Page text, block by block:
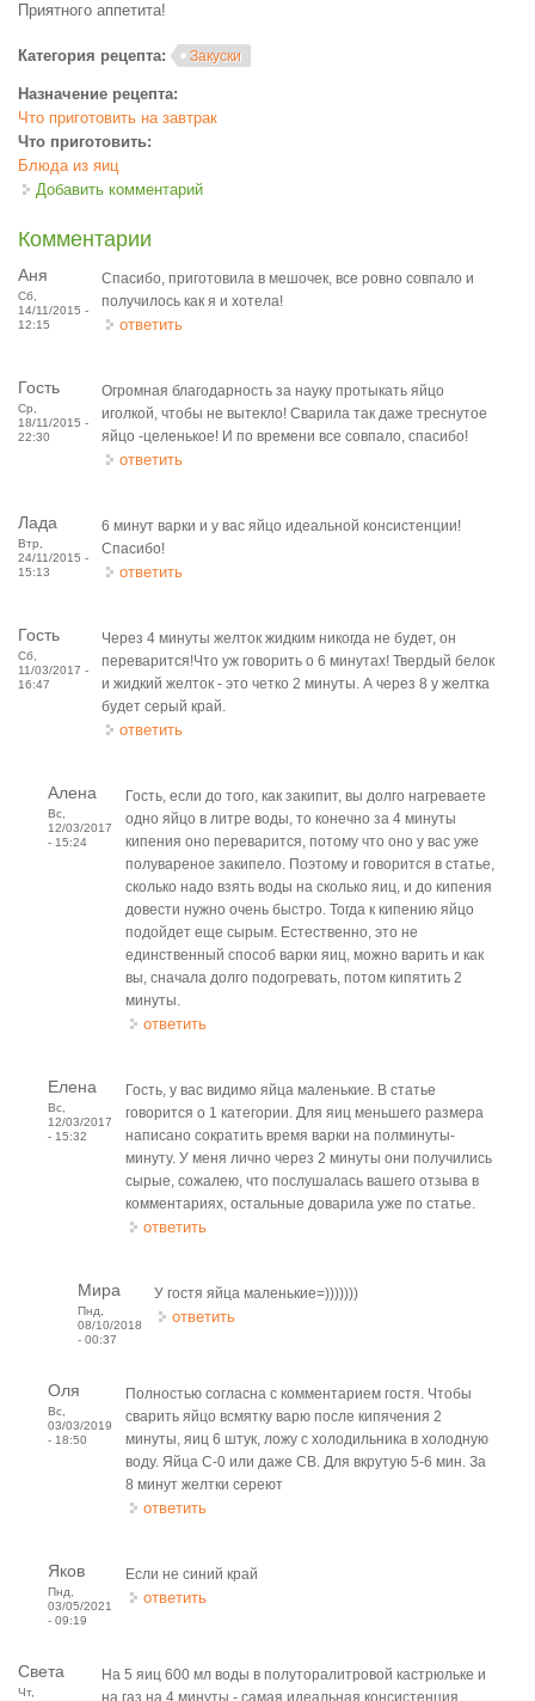
Приятного аппетита!
Категория рецепта: Закуски
Назначение рецепта:
Что приготовить на завтрак
Что приготовить:
Блюда из яиц
Добавить комментарий
Комментарии
Аня
Сб,
14/11/2015 -
12:15
Спасибо, приготовила в мешочек, все ровно совпало и
получилось как я и хотела!
ответить
Гость
Ср,
18/11/2015 -
22:30
Огромная благодарность за науку протыкать яйцо
иголкой, чтобы не вытекло! Сварила так даже треснутое
яйцо -целенькое! И по времени все совпало, спасибо!
ответить
Лада
Втр,
24/11/2015 -
15:13
6 минут варки и у вас яйцо идеальной консистенции!
Спасибо!
ответить
Гость
Сб,
11/03/2017 -
16:47
Через 4 минуты желток жидким никогда не будет, он
переварится!Что уж говорить о 6 минутах! Твердый белок
и жидкий желток - это четко 2 минуты. А через 8 у желтка
будет серый край.
ответить
Алена
Вс,
12/03/2017
- 15:24
Гость, если до того, как закипит, вы долго нагреваете
одно яйцо в литре воды, то конечно за 4 минуты
кипения оно переварится, потому что оно у вас уже
полувареное закипело. Поэтому и говорится в статье,
сколько надо взять воды на сколько яиц, и до кипения
довести нужно очень быстро. Тогда к кипению яйцо
подойдет еще сырым. Естественно, это не
единственный способ варки яиц, можно варить и как
вы, сначала долго подогревать, потом кипятить 2
минуты.
ответить
Елена
Вс,
12/03/2017
- 15:32
Гость, у вас видимо яйца маленькие. В статье
говорится о 1 категории. Для яиц меньшего размера
написано сократить время варки на полминуты-
минуту. У меня лично через 2 минуты они получились
сырые, сожалею, что послушалась вашего отзыва в
комментариях, остальные доварила уже по статье.
ответить
Мира
Пнд,
08/10/2018
- 00:37
У гостя яйца маленькие=)))))))
ответить
Оля
Вс,
03/03/2019
- 18:50
Полностью согласна с комментарием гостя. Чтобы
сварить яйцо всмятку варю после кипячения 2
минуты, яиц 6 штук, ложу с холодильника в холодную
воду. Яйца С-0 или даже СВ. Для вкрутую 5-6 мин. За
8 минут желтки сереют
ответить
Яков
Пнд,
03/05/2021
- 09:19
Если не синий край
ответить
Света
Чт,
На 5 яиц 600 мл воды в полуторалитровой кастрюльке и
на газ на 4 минуты - самая идеальная консистенция.